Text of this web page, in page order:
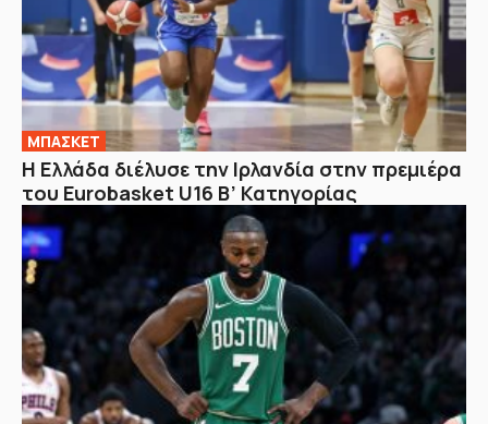
ΜΠΑΣΚΕΤ
Η Ελλάδα διέλυσε την Ιρλανδία στην πρεμιέρα
του Eurobasket U16 Β’ Κατηγορίας